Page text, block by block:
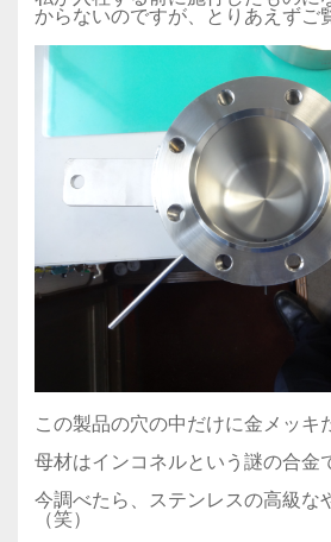
からないのですが、とりあえずご
この製品の穴の中だけに金メッキ
母材はインコネルという謎の合金
今調べたら、ステンレスの高級な
（笑）